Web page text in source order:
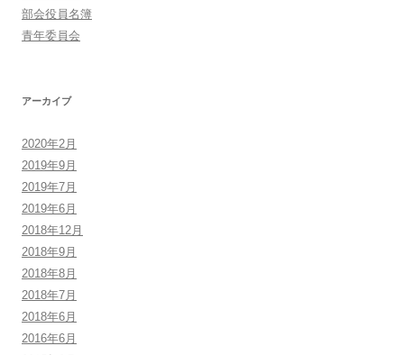
部会役員名簿
青年委員会
アーカイブ
2020年2月
2019年9月
2019年7月
2019年6月
2018年12月
2018年9月
2018年8月
2018年7月
2018年6月
2016年6月